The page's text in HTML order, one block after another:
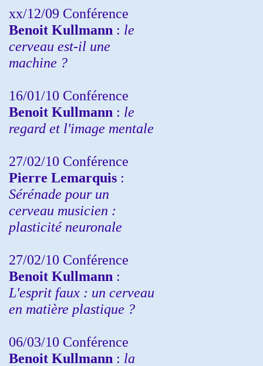
xx/12/09 Conférence
Benoit Kullmann : le
cerveau est-il une
machine ?
16/01/10 Conférence
Benoit Kullmann : le
regard et l'image mentale
27/02/10 Conférence
Pierre Lemarquis :
Sérénade pour un
cerveau musicien :
plasticité neuronale
27/02/10 Conférence
Benoit Kullmann :
L'esprit faux : un cerveau
en matière plastique ?
06/03/10 Conférence
Benoit Kullmann : la